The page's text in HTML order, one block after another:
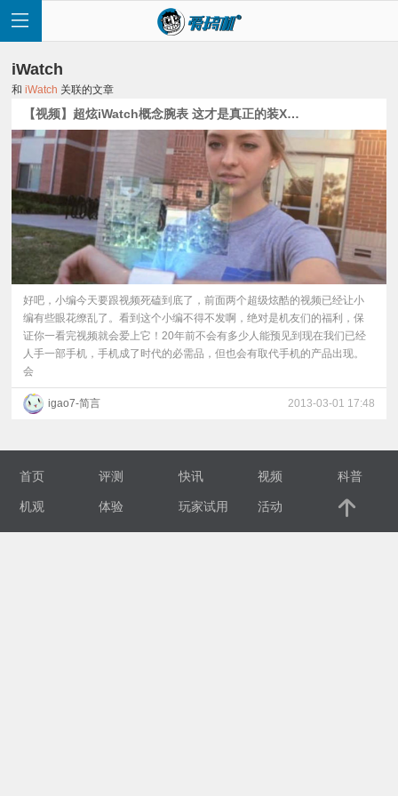
首
页
快
讯
评
频
科
iWatch
和iWatch 关联的文章
【视频】超炫iWatch概念腕表 这才是真正的装X神器
好吧，小编今天要跟视频死磕到底了，前面两个超级炫酷的视频已经让小
编有些眼花缭乱了。看到这个小编不得不发啊，绝对是机友们的福利，保
证你一看完视频就会爱上它！20年前不会有多少人能预见到现在我们已经
人手一部手机，手机成了时代的必需品，但也会有取代手机的产品出现。
会
igao7-简言 2013-03-01 17:48
首页 评测 快讯 视频 科普
机观 体验 玩家试用 活动